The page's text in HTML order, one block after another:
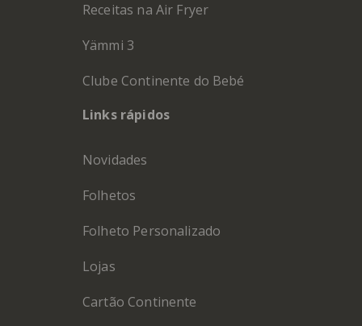
Receitas na Air Fryer
Yämmi 3
Clube Continente do Bebé
Links rápidos
Novidades
Folhetos
Folheto Personalizado
Lojas
Cartão Continente